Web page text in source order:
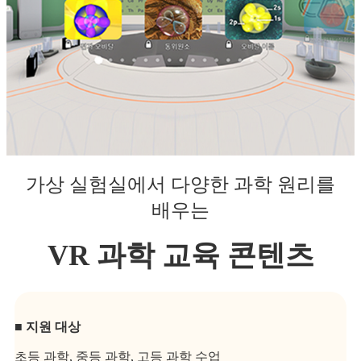
가상 실험실에서 다양한 과학 원리를
배우는
VR 과학 교육 콘텐츠
■ 지원 대상
초등 과학, 중등 과학, 고등 과학 수업